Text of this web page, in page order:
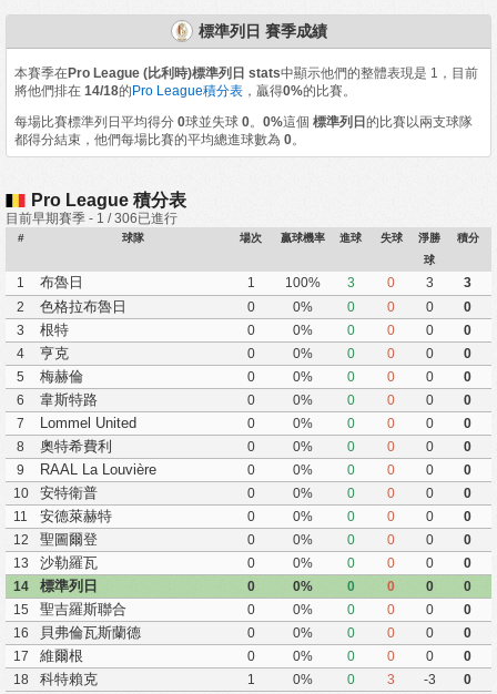
標準列日 賽季成績
本賽季在Pro League (比利時)標準列日 stats中顯示他們的整體表現是 1，目前
將他們排在14/18的 Pro League積分表 ，贏得0%的比賽。
每場比賽標準列日平均得分0球並失球0。0%這個標準列日的比賽以兩支球隊
都得分結束，他們每場比賽的平均總進球數為0。
Pro League 積分表
目前早期賽季 - 1 / 306已進行
# 球隊 場次 贏球機率 進球 失球
淨勝
球
積分
1 布魯日 1 100% 3 0 3
3
2
色格拉布魯日 0 0% 0 0 0
0
3
根特 0 0% 0 0 0
0
4
亨克 0 0% 0 0 0
0
5
梅赫倫 0 0% 0 0 0
0
6
韋斯特路 0 0% 0 0 0
0
7
Lommel United 0 0% 0 0 0
0
8
奧特希費利 0 0% 0 0 0
0
9
RAAL La Louvière 0 0% 0 0 0
0
10
安特衛普 0 0% 0 0 0
0
11
安德萊赫特 0 0% 0 0 0
0
12
聖圖爾登 0 0% 0 0 0
0
13
沙勒羅瓦 0 0% 0 0 0
0
14
標準列日 0 0% 0 0 0
0
15
聖吉羅斯聯合 0 0% 0 0 0
0
16
貝弗倫瓦斯蘭德 0 0% 0 0 0
0
17
維爾根 0 0% 0 0 0
0
18
科特賴克 1 0% 0 3 -3
0